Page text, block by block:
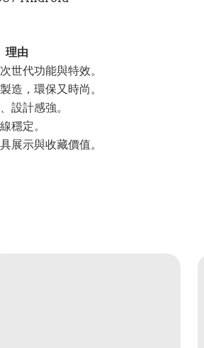
理由
世代功能與特效。
造，環保又時尚。
設計感強。
穩定。
展示與收藏價值。